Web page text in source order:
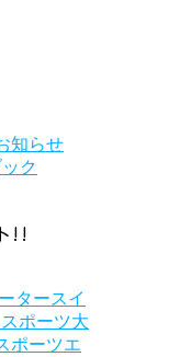
!!
タースイ
ポーツ大
ポーツエ